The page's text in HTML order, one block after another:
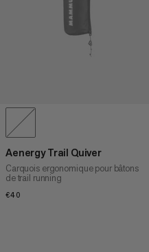
Aenergy Trail Quiver
Carquois ergonomique pour bâtons
de trail running
€40